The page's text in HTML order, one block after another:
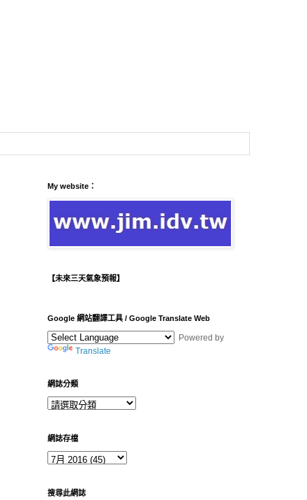
My website：
【未來三天氣象預報】
Google 網站翻譯工具 / Google Translate Web
Powered by
Translate
網誌分類
網誌存檔
搜尋此網誌